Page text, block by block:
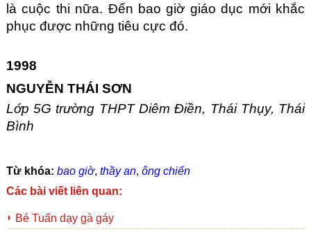
là cuộc thi nữa. Đến bao giờ giáo dục mới khắc
phục được những tiêu cực đó.
1998
NGUYỄN THÁI SƠN
Lớp 5G trường THPT Diêm Điền, Thái Thụy, Thái
Bình
Từ khóa: bao giờ, thầy an, ông chiến
Các bài viết liên quan:
Bé Tuấn dạy gà gáy